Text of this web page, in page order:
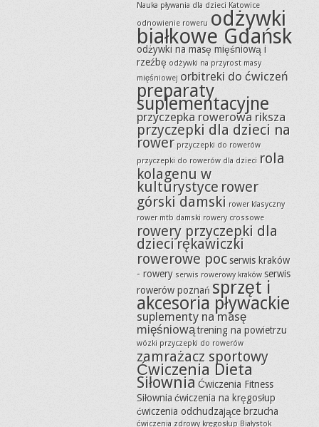
Nauka pływania dla dzieci Katowice
odnowienie roweru odżywki
białkowe Gdańsk
odżywki na masę mięśniową i
rzeźbę odżywki na przyrost masy
mięśniowej orbitreki do ćwiczeń
preparaty
suplementacyjne
przyczepka rowerowa riksza
przyczepki dla dzieci na
rower przyczepki do rowerów
przyczepki do rowerów dla dzieci rola
kolagenu w
kulturystyce rower
górski damski rower klasyczny
rower mtb damski rowery crossowe
rowery przyczepki dla
dziecirękawiczki
rowerowe poc serwis kraków
- rowery serwis rowerowy kraków serwis
rowerów poznań sprzęt i
akcesoria pływackie
suplementy na masę
mięśniowątrening na powietrzu
wózki przyczepki do rowerów
zamrażacz sportowy
Ćwiczenia Dieta
SiłowniaĆwiczenia Fitness
Siłowniaćwiczenia na kręgosłup
ćwiczenia odchudzające brzucha
ćwiczenia zdrowy kręgosłup Białystok